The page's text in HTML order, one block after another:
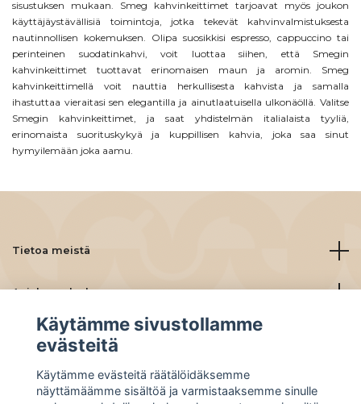
sisustuksen mukaan. Smeg kahvinkeittimet tarjoavat myös joukon
käyttäjäystävällisiä toimintoja, jotka tekevät kahvinvalmistuksesta
nautinnollisen kokemuksen. Olipa suosikkisi espresso, cappuccino tai
perinteinen suodatinkahvi, voit luottaa siihen, että Smegin
kahvinkeittimet tuottavat erinomaisen maun ja aromin. Smeg
kahvinkeittimellä voit nauttia herkullisesta kahvista ja samalla
ihastuttaa vieraitasi sen elegantilla ja ainutlaatuisella ulkonäöllä. Valitse
Smegin kahvinkeittimet, ja saat yhdistelmän italialaista tyyliä,
erinomaista suorituskykyä ja kuppillisen kahvia, joka saa sinut
hymyilemään joka aamu.
Tietoa meistä
Asiakaspalvelu
Lue lisää
Social Media
Käytämme sivustollamme
evästeitä
Käytämme evästeitä räätälöidäksemme
näyttämäämme sisältöä ja varmistaaksemme sinulle